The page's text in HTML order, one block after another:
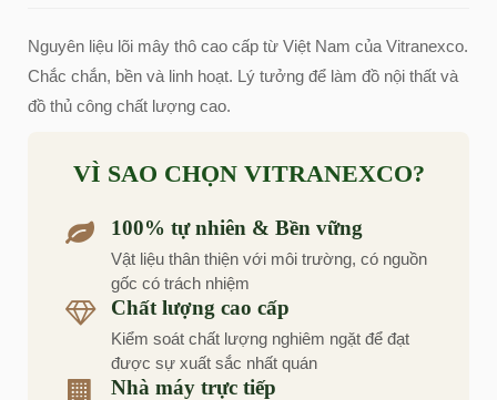
Nguyên liệu lõi mây thô cao cấp từ Việt Nam của Vitranexco.
Chắc chắn, bền và linh hoạt. Lý tưởng để làm đồ nội thất và
đồ thủ công chất lượng cao.
VÌ SAO CHỌN VITRANEXCO?
100% tự nhiên & Bền vững
Vật liệu thân thiện với môi trường, có nguồn
gốc có trách nhiệm
Chất lượng cao cấp
Kiểm soát chất lượng nghiêm ngặt để đạt
được sự xuất sắc nhất quán
Nhà máy trực tiếp